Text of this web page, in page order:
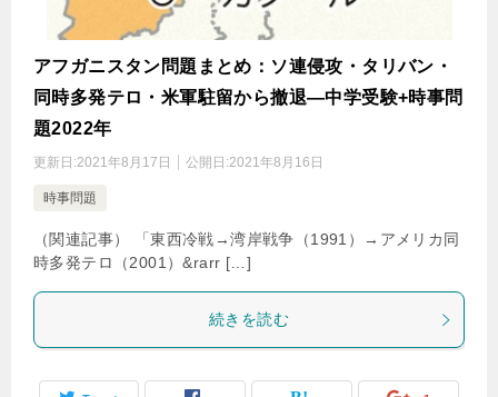
アフガニスタン問題まとめ：ソ連侵攻・タリバン・
同時多発テロ・米軍駐留から撤退―中学受験+時事問
題2022年
更新日:2021年8月17日 公開日:2021年8月16日
時事問題
（関連記事） 「東西冷戦→湾岸戦争（1991）→アメリカ同
時多発テロ（2001）&rarr […]
続きを読む